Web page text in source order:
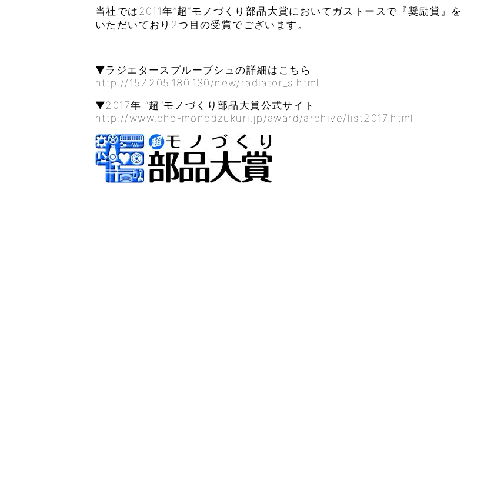
当社では2011年”超”モノづくり部品大賞においてガストースで『奨励賞』を
いただいており2つ目の受賞でございます。
▼ラジエタースプルーブシュの詳細はこちら
http://157.205.180.130/new/radiator_s.html
▼2017年 “超”モノづくり部品大賞公式サイト
http://www.cho-monodzukuri.jp/award/archive/list2017.html